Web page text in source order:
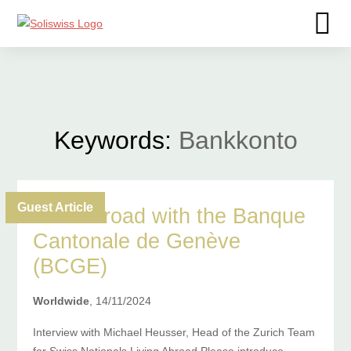
Keywords: Bankkonto
Guest Article
On the road with the Banque
Cantonale de Genève
(BCGE)
Worldwide , 14/11/2024
Interview with Michael Heusser, Head of the Zurich Team